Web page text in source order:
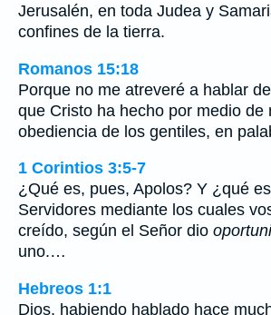
Jerusalén, en toda Judea y
confines de la tierra.
Romanos 15:18
Porque no me atreveré a hablar
que Cristo ha hecho por medio de
obediencia de los gentiles, en
1 Corintios 3:5-7
¿Qué es, pues, Apolos? Y ¿qué
Servidores mediante los cuales
creído, según el Señor dio
uno.…
Hebreos 1:1
Dios, habiendo hablado hace